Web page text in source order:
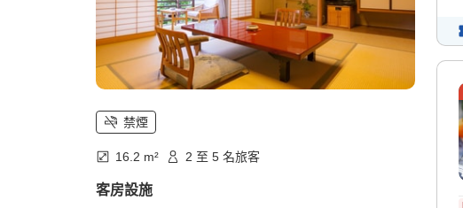
禁煙
16.2 m² 2 至 5 名旅客
客房設施